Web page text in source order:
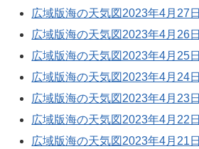
広域版海の天気図2023年4月27日
広域版海の天気図2023年4月26日
広域版海の天気図2023年4月25日
広域版海の天気図2023年4月24日
広域版海の天気図2023年4月23日
広域版海の天気図2023年4月22日
広域版海の天気図2023年4月21日